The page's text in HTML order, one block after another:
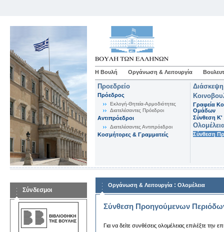
Η Βουλή Οργάνωση & Λειτουργία
Προεδρείο
Πρόεδρος
Εκλογή-Θητεία-Αρμοδιότητες
Διατελέσαντες Πρόεδροι
Αντιπρόεδροι
Διατελέσαντες Αντιπρόεδροι
Κοσμήτορες & Γραμματείς
Γραφεία
Ομάδων
Σύνθεση K'
Σύνθεση
Σύνδεσμοι
Οργάνωση & Λειτουργία : Ολομέλεια
Σύνθεση Προηγούμενων
Για να δείτε συνθέσεις ολομέλειας επιλέξτε την